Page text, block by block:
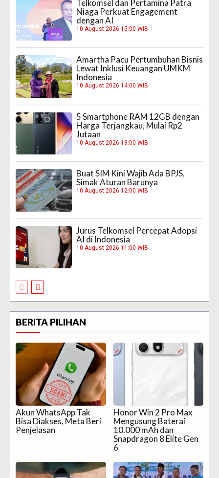
Telkomsel dan Pertamina Patra
Niaga Perkuat Engagement
dengan AI
10 August 2026 15:00 WIB
Amartha Pacu Pertumbuhan Bisnis
Lewat Inklusi Keuangan UMKM
Indonesia
10 August 2026 14:00 WIB
5 Smartphone RAM 12GB dengan
Harga Terjangkau, Mulai Rp2
Jutaan
10 August 2026 13:00 WIB
Buat SIM Kini Wajib Ada BPJS,
Simak Aturan Barunya
10 August 2026 12:00 WIB
Jurus Telkomsel Percepat Adopsi
AI di Indonesia
10 August 2026 11:00 WIB
BERITA PILIHAN
Akun WhatsApp Tak
Bisa Diakses, Meta Beri
Penjelasan
Honor Win 2 Pro Max
Mengusung Baterai
10.000 mAh dan
Snapdragon 8 Elite Gen
6